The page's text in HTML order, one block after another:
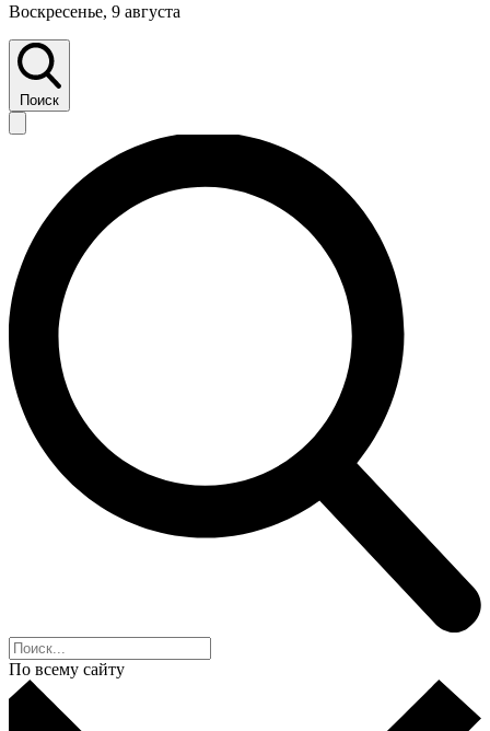
Воскресенье, 9 августа
Поиск
По всему сайту